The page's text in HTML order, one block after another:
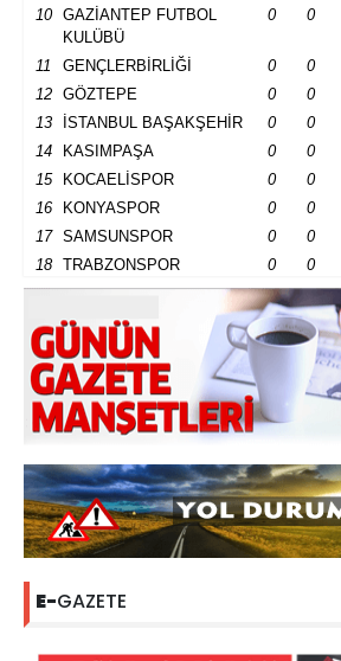
10
GAZİANTEP FUTBOL
KULÜBÜ
0 0
11 GENÇLERBİRLİĞİ 0
0
12
GÖZTEPE 0
0
13
İSTANBUL BAŞAKŞEHİR 0
0
14
KASIMPAŞA 0
0
15
KOCAELİSPOR 0
0
16
KONYASPOR 0
0
17
SAMSUNSPOR 0
0
18
TRABZONSPOR 0 0
E-GAZETE